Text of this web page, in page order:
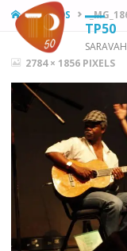
TP50
SARAVAH
HOMEFOTOS
FULL2784 × 1856 PIXELS